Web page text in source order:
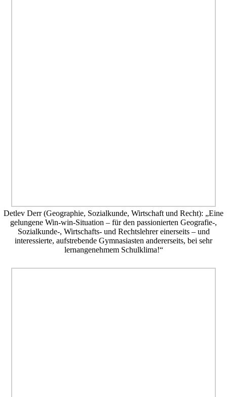
Detlev Derr (Geographie, Sozialkunde, Wirtschaft und Recht): „Eine
gelungene Win-win-Situation – für den passionierten Geografie-,
Sozialkunde-, Wirtschafts- und Rechtslehrer einerseits – und
interessierte, aufstrebende Gymnasiasten andererseits, bei sehr
lernangenehmem Schulklima!“